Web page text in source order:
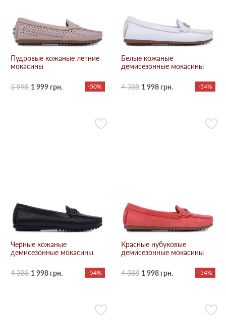
Пудровые кожаные летние
мокасины
3 998 1 999 грн. -50%
Белые кожаные
демисезонные мокасины
4 388 1 998 грн. -54%
Черные кожаные
демисезонные мокасины
4 388 1 998 грн. -54%
Красные нубуковые
демисезонные мокасины
4 388 1 998 грн. -54%